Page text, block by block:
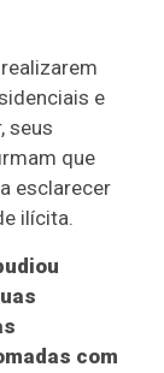
e
seus
que
esclarecer
ilícita.
com